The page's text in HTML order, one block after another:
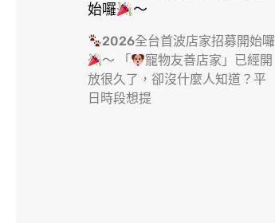
始囉
～
2026全台首波店家招募開始囉
～ 「
寵物友善店家」已經開
放很久了，卻沒什麼人知道？平
日時段想提